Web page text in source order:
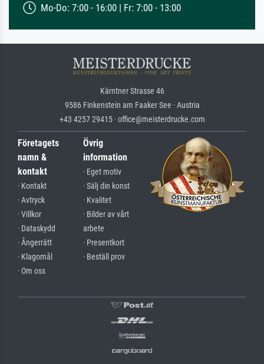
Mo-Do: 7:00 - 16:00 | Fr: 7:00 - 13:00
Kärntner Strasse 46
9586 Finkenstein am Faaker See · Austria
+43 4257 29415 · office@meisterdrucke.com
Företagets
namn &
kontakt
· Kontakt
· Avtryck
· Villkor
· Dataskydd
· Ångerrätt
· Klagomål
· Om oss
Övrig
information
· Eget motiv
· Sälj din konst
· Kvalitet
· Bilder av vårt
arbete
· Presentkort
· Beställ prov